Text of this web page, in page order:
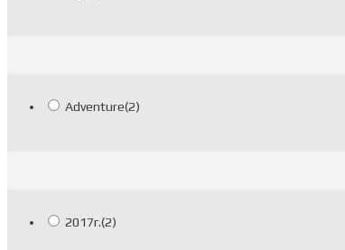
Adventure(2)
2017г.(2)